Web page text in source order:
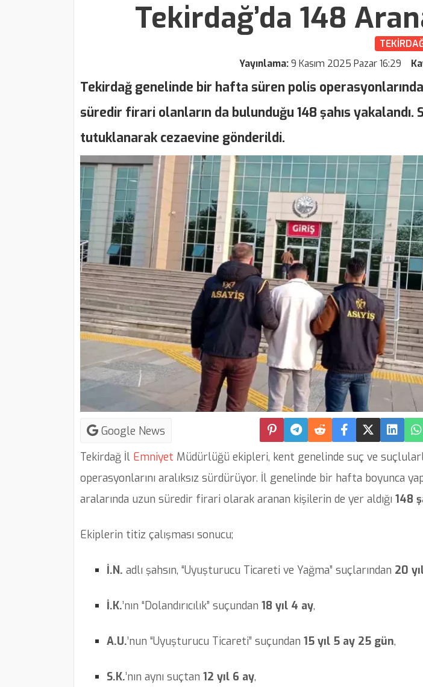
Tekirdağ’da 148
Yayınlama:9 Kasım 2025 Pazar 16:29
Tekirdağ genelinde bir hafta süren polis
süredir firari olanların da bulunduğu 148 şahıs yakalandı.
tutuklanarak cezaevine gönderildi.
Google News
Tekirdağ İl Emniyet Müdürlüğü ekipleri, kent genelinde suç ve
operasyonlarını aralıksız sürdürüyor. İl genelinde bir hafta boyunca
aralarında uzun süredir firari olarak aranan kişilerin de yer aldığı 148
Ekiplerin titiz çalışması sonucu;
İ.N. adlı şahsın, “Uyuşturucu Ticareti ve Yağma” suçlarından 20
İ.K.’nın “Dolandırıcılık” suçundan 18 yıl 4 ay,
A.U.’nun “Uyuşturucu Ticareti” suçundan 15 yıl 5 ay 25 gün,
S.K.’nın aynı suçtan 12 yıl 6 ay,